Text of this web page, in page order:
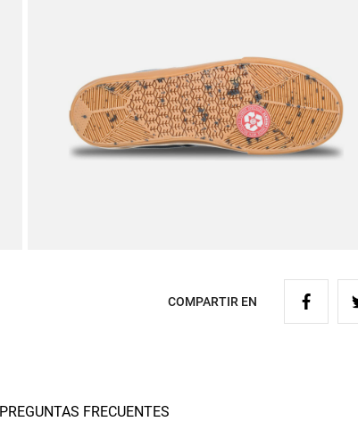
COMPARTIR EN
PREGUNTAS FRECUENTES